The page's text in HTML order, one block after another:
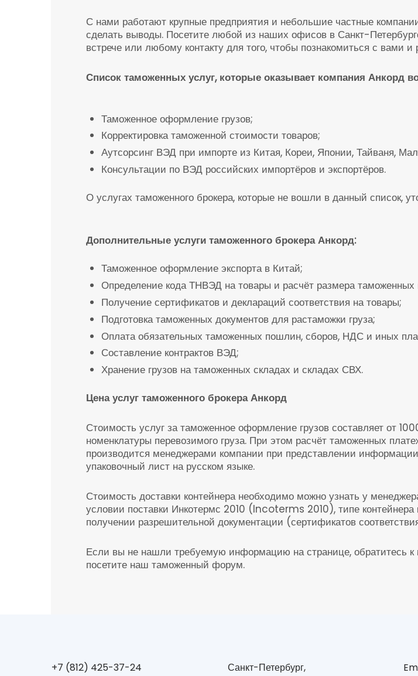
С нами работают крупные предприятия и небольшие частные
сделать выводы. Посетите любой из наших офисов в Санкт-
встрече или любому контакту для того, чтобы познакомиться с вами
Список таможенных услуг, которые оказывает компания Анкорд
Таможенное оформление грузов;
Корректировка таможенной стоимости товаров;
Аутсорсинг ВЭД при импорте из Китая, Кореи, Японии, Тайваня,
Консультации по ВЭД российских импортёров и экспортёров.
О услугах таможенного брокера, которые не вошли в данный список,
Дополнительные услуги таможенного брокера Анкорд:
Таможенное оформление экспорта в Китай;
Определение кода ТНВЭД на товары и расчёт размера
Получение сертификатов и деклараций соответствия на товары;
Подготовка таможенных документов для растаможки груза;
Оплата обязательных таможенных пошлин, сборов, НДС и иных
Составление контрактов ВЭД;
Хранение грузов на таможенных складах и складах СВХ.
Цена услуг таможенного брокера Анкорд
Стоимость услуг за таможенное оформление грузов составляет от
номенклатуры перевозимого груза. При этом расчёт таможенных
производится менеджерами компании при представлении
упаковочный лист на русском языке.
Стоимость доставки контейнера необходимо можно узнать у
условии поставки Инкотермс 2010 (Incoterms 2010), типе
получении разрешительной документации (сертификатов
Если вы не нашли требуемую информацию на странице, обратитесь к
посетите наш таможенный форум.
+7 (812) 425-37-24 Санкт-Петербург,